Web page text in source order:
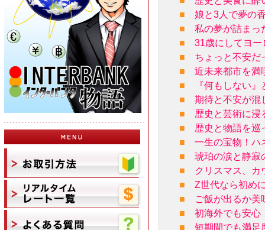
■
娘と3人で夢の
■
私の夢が詰まっ
■
31歳にしてヨー
■
ちょっと不安だ
■
近未来都市を満
■
『何もしない
■
期待と不安が混
■
歴史と芸術に浸
■
歴史と物語を巡
■
一生の宝物！ハ
■
琥珀の涙と静寂
■
クリスマス、カ
■
Z世代なら初め
■
ご飯が出るか美
■
初海外でも安心
■
短期間でも満足